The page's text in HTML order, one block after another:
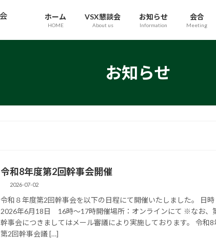
ホーム
HOME
VSX懇談会
About us
お知らせ
Information
会合
Meeting
お知らせ
令和8年度第2回幹事会開催
2026-07-02
令和８年度第2回幹事会を以下の日程にて開催いたしました。 日時
2026年6月18日 16時～17時開催場所：オンラインにて ※なお、
幹事会につきましてはメール審議により実施しております。 令和8
第2回幹事会議 […]